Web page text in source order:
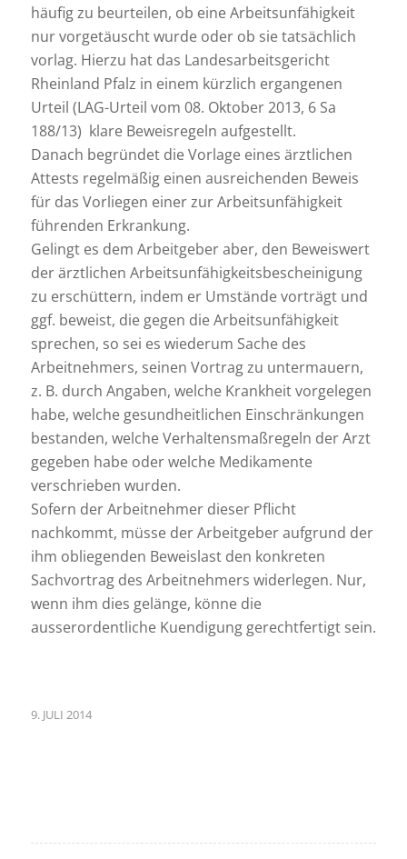
häufig zu beurteilen, ob eine Arbeitsunfähigkeit
nur vorgetäuscht wurde oder ob sie tatsächlich
vorlag. Hierzu hat das Landesarbeitsgericht
Rheinland Pfalz in einem kürzlich ergangenen
Urteil (LAG-Urteil vom 08. Oktober 2013, 6 Sa
188/13) klare Beweisregeln aufgestellt.
Danach begründet die Vorlage eines ärztlichen
Attests regelmäßig einen ausreichenden Beweis
für das Vorliegen einer zur Arbeitsunfähigkeit
führenden Erkrankung.
Gelingt es dem Arbeitgeber aber, den Beweiswert
der ärztlichen Arbeitsunfähigkeitsbescheinigung
zu erschüttern, indem er Umstände vorträgt und
ggf. beweist, die gegen die Arbeitsunfähigkeit
sprechen, so sei es wiederum Sache des
Arbeitnehmers, seinen Vortrag zu untermauern,
z. B. durch Angaben, welche Krankheit vorgelegen
habe, welche gesundheitlichen Einschränkungen
bestanden, welche Verhaltensmaßregeln der Arzt
gegeben habe oder welche Medikamente
verschrieben wurden.
Sofern der Arbeitnehmer dieser Pflicht
nachkommt, müsse der Arbeitgeber aufgrund der
ihm obliegenden Beweislast den konkreten
Sachvortrag des Arbeitnehmers widerlegen. Nur,
wenn ihm dies gelänge, könne die
ausserordentliche Kuendigung gerechtfertigt sein.
9. JULI 2014